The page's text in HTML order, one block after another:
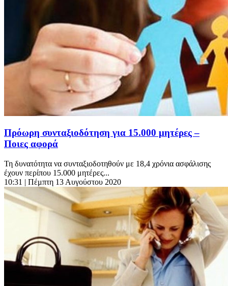
Πρόωρη συνταξιοδότηση για 15.000 μητέρες –
Ποιες αφορά
Τη δυνατότητα να συνταξιοδοτηθούν με 18,4 χρόνια ασφάλισης
έχουν περίπου 15.000 μητέρες...
10:31 | Πέμπτη 13 Αυγούστου 2020